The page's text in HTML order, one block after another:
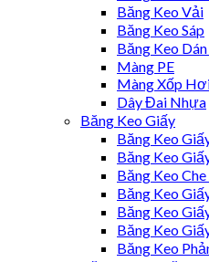
Băng Keo Vải
Băng Keo Sáp
Băng Keo
Màng PE
Màng Xốp
Dây Đai Nhựa
Băng Keo Giấy
Băng Keo
Băng Keo
Băng Keo
Băng Keo
Băng Keo
Băng Keo
Băng Keo